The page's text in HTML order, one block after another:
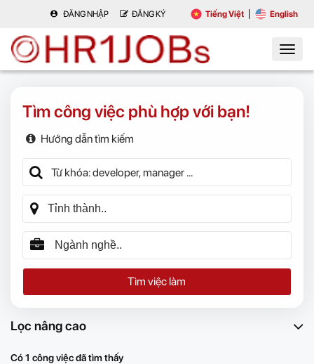
ĐĂNG NHẬP ĐĂNG KÝ Tiếng Việt English
Tìm công việc phù hợp với bạn!
Hướng dẫn tìm kiếm
Tìm việc làm
Lọc nâng cao
Có 1 công việc đã tìm thấy